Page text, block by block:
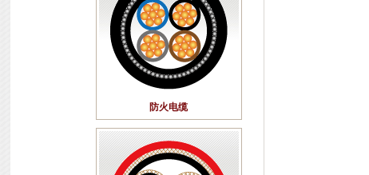
防火电缆